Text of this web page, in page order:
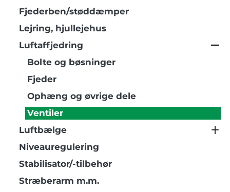
Fjederben/støddæmper
Lejring, hjullejehus
Luftaffjedring
Bolte og bøsninger
Fjeder
Ophæng og øvrige dele
Ventiler
Luftbælge
Niveauregulering
Stabilisator/-tilbehør
Stræberarm m.m.